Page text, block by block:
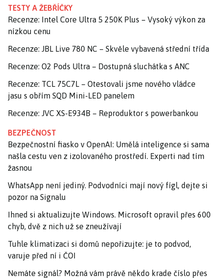
TESTY A ŽEBŘÍČKY
Recenze: Intel Core Ultra 5 250K Plus – Vysoký výkon za
nízkou cenu
Recenze: JBL Live 780 NC – Skvěle vybavená střední třída
Recenze: O2 Pods Ultra – Dostupná sluchátka s ANC
Recenze: TCL 75C7L – Otestovali jsme nového vládce
jasu s obřím SQD Mini-LED panelem
Recenze: JVC XS-E934B – Reproduktor s powerbankou
BEZPEČNOST
Bezpečnostní fiasko v OpenAI: Umělá inteligence si sama
našla cestu ven z izolovaného prostředí. Experti nad tím
žasnou
WhatsApp není jediný. Podvodníci mají nový fígl, dejte si
pozor na Signalu
Ihned si aktualizujte Windows. Microsoft opravil přes 600
chyb, dvě z nich už se zneužívají
Tuhle klimatizaci si domů nepořizujte: je to podvod,
varuje před ní i ČOI
Nemáte signál? Možná vám právě někdo krade číslo přes